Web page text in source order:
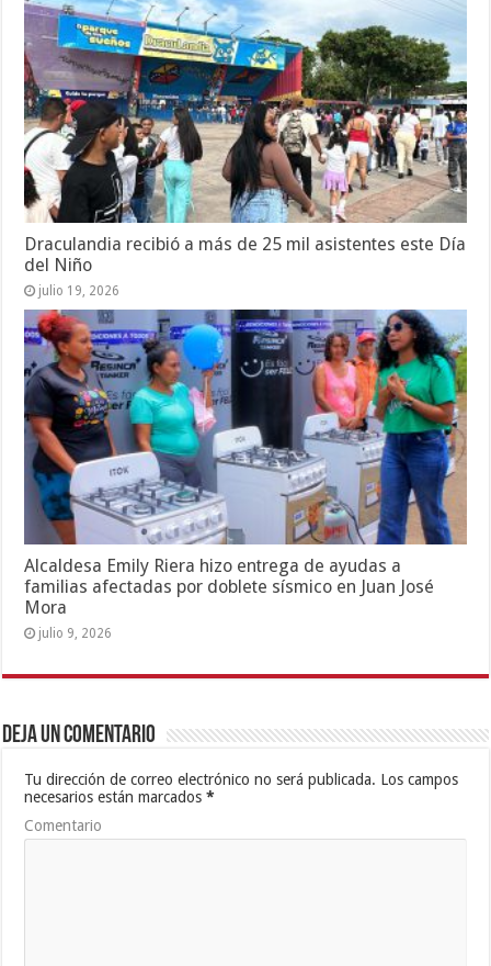
Draculandia recibió a más de 25 mil asistentes este Día
del Niño
julio 19, 2026
Alcaldesa Emily Riera hizo entrega de ayudas a
familias afectadas por doblete sísmico en Juan José
Mora
julio 9, 2026
Deja un comentario
Tu dirección de correo electrónico no será publicada. Los campos
necesarios están marcados*
Comentario